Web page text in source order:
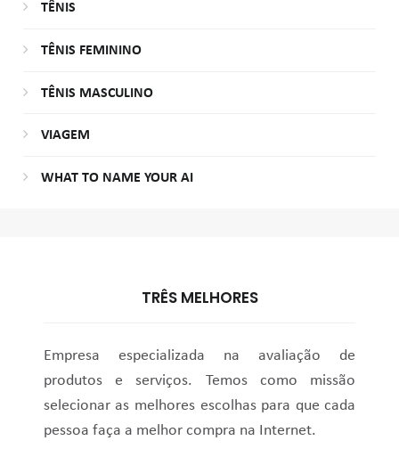
TÊNIS
TÊNIS FEMININO
TÊNIS MASCULINO
VIAGEM
WHAT TO NAME YOUR AI
TRÊS MELHORES
Empresa especializada na avaliação de
produtos e serviços. Temos como missão
selecionar as melhores escolhas para que cada
pessoa faça a melhor compra na Internet.